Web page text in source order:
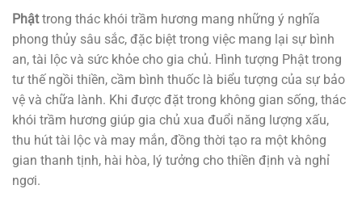
Phậttrong thác khói trầm hương mang những ý nghĩa
phong thủy sâu sắc, đặc biệt trong việc mang lại sự bình
an, tài lộc và sức khỏe cho gia chủ. Hình tượng Phật trong
tư thế ngồi thiền, cầm bình thuốc là biểu tượng của sự bảo
vệ và chữa lành. Khi được đặt trong không gian sống, thác
khói trầm hương giúp gia chủ xua đuổi năng lượng xấu,
thu hút tài lộc và may mắn, đồng thời tạo ra một không
gian thanh tịnh, hài hòa, lý tưởng cho thiền định và nghỉ
ngơi.